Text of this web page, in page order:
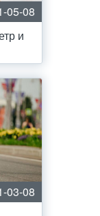
05-08
и
03-08